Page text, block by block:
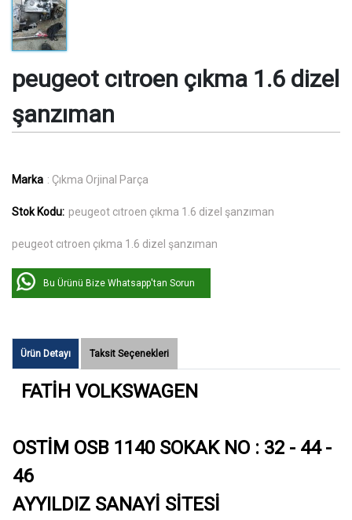
peugeot cıtroen çıkma 1.6 dizel
şanzıman
Marka : Çıkma Orjinal Parça
Stok Kodu: peugeot cıtroen çıkma 1.6 dizel şanzıman
peugeot cıtroen çıkma 1.6 dizel şanzıman
Bu Ürünü Bize Whatsapp'tan Sorun
Ürün Detayı Taksit Seçenekleri
FATİH VOLKSWAGEN
OSTİM OSB 1140 SOKAK NO : 32 - 44 -
46
AYYILDIZ SANAYİ SİTESİ